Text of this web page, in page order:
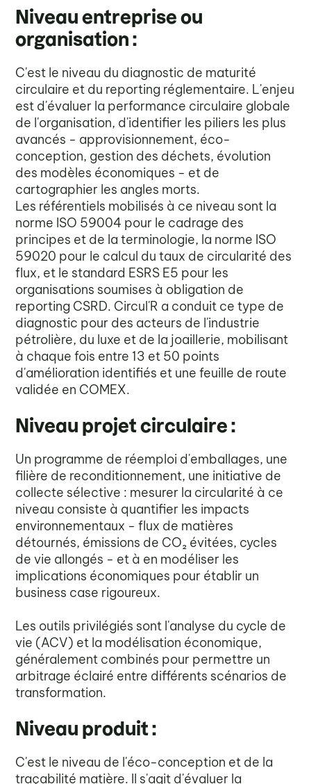
Niveau entreprise ou
organisation :
C'est le niveau du diagnostic de maturité
circulaire et du reporting réglementaire. L'enjeu
est d'évaluer la performance circulaire globale
de l'organisation, d'identifier les piliers les plus
avancés - approvisionnement, éco-
conception, gestion des déchets, évolution
des modèles économiques - et de
cartographier les angles morts.
Les référentiels mobilisés à ce niveau sont la
norme ISO 59004 pour le cadrage des
principes et de la terminologie, la norme ISO
59020 pour le calcul du taux de circularité des
flux, et le standard ESRS E5 pour les
organisations soumises à obligation de
reporting CSRD. Circul'R a conduit ce type de
diagnostic pour des acteurs de l'industrie
pétrolière, du luxe et de la joaillerie, mobilisant
à chaque fois entre 13 et 50 points
d'amélioration identifiés et une feuille de route
validée en COMEX.
Niveau projet circulaire :
Un programme de réemploi d'emballages, une
filière de reconditionnement, une initiative de
collecte sélective : mesurer la circularité à ce
niveau consiste à quantifier les impacts
environnementaux - flux de matières
détournés, émissions de CO₂ évitées, cycles
de vie allongés - et à en modéliser les
implications économiques pour établir un
business case rigoureux.
Les outils privilégiés sont l'analyse du cycle de
vie (ACV) et la modélisation économique,
généralement combinés pour permettre un
arbitrage éclairé entre différents scénarios de
transformation.
Niveau produit :
C'est le niveau de l'éco-conception et de la
traçabilité matière. Il s'agit d'évaluer la